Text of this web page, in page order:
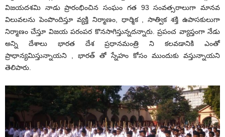
విజయదశమి నాడు ప్రారంభించిన సంఘం గత 93 సంవత్సరాలుగా మానవ
విలువలను పెంపొందిస్తూ వ్యక్తి నిర్మాణం, ధార్మిక , సాత్విక శక్తి ఉపాసకులుగా
నిర్మాణం చేస్తూ విజయ పరంపర కొనసాగిస్తున్నదన్నారు. ప్రపంచ వ్యాప్తంగా నేడు
అన్ని దేశాలు భారత దేశ ప్రధానమంత్రి ని కలవడానికి ఎంతో
ప్రాధాన్యమిస్తున్నాయని , భారత్ తో స్నేహం కోసం ముందుకు వస్తున్నాయని
తెలిపారు.